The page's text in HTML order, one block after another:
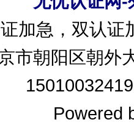
加急，双认证
市朝阳区朝外
15010032419
Powered